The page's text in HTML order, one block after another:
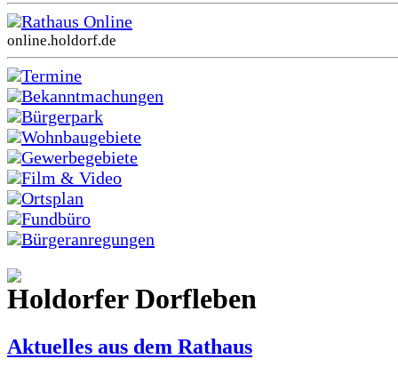
Rathaus Online
online.holdorf.de
Termine
Bekanntmachungen
Bürgerpark
Wohnbaugebiete
Gewerbegebiete
Film & Video
Ortsplan
Fundbüro
Bürgeranregungen
Holdorfer Dorfleben
Aktuelles aus dem Rathaus